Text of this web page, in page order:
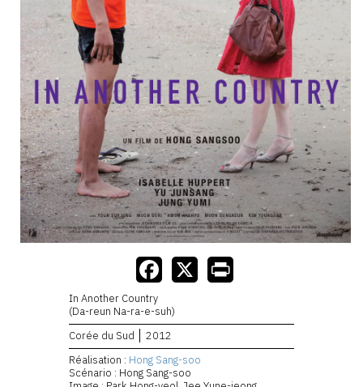
In Another Country
(Da-reun Na-ra-e-suh)
Corée du Sud
2012
Réalisation : Hong Sang-soo
Scénario : Hong Sang-soo